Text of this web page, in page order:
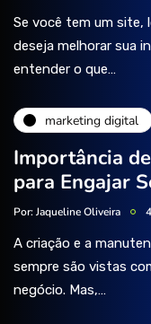
Se você tem um site,
deseja melhorar sua
entender o que…
marketing digital
Importância
para Engajar
Por: Jaqueline Oliveira
A criação e a
sempre são vistas
negócio. Mas,…